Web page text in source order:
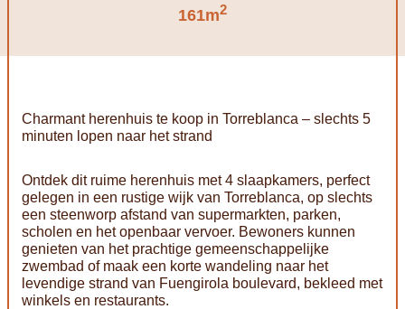
161m2
Charmant herenhuis te koop in Torreblanca – slechts 5
minuten lopen naar het strand
Ontdek dit ruime herenhuis met 4 slaapkamers, perfect
gelegen in een rustige wijk van Torreblanca, op slechts
een steenworp afstand van supermarkten, parken,
scholen en het openbaar vervoer. Bewoners kunnen
genieten van het prachtige gemeenschappelijke
zwembad of maak een korte wandeling naar het
levendige strand van Fuengirola boulevard, bekleed met
winkels en restaurants.